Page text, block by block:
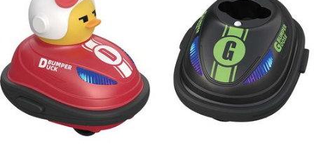
ตุ๊กตาและของสะสม
อุปกรณ์อิเล็คทรอนิกส์
เกมและพัซเซิล
ของเล่นเพื่อการเรียนรู้
Zuru ซูรู
X-Shot
playpop
Barbie บาร์บี้
14+ ปี